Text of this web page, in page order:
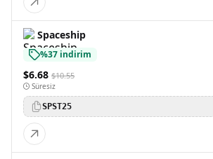
Spaceship
%37 indirim
$6.68 $10.55
Süresiz
SPST25